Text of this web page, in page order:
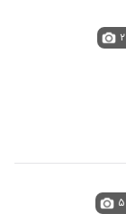
۲
۵